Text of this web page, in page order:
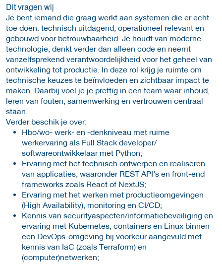
Dit vragen wij
Je bent iemand die graag werkt aan systemen die er echt
toe doen: technisch uitdagend, operationeel relevant en
gebouwd voor betrouwbaarheid. Je houdt van moderne
technologie, denkt verder dan alleen code en neemt
vanzelfsprekend verantwoordelijkheid voor het geheel van
ontwikkeling tot productie. In deze rol krijg je ruimte om
technische keuzes te beïnvloeden en zichtbaar impact te
maken. Daarbij voel je je prettig in een team waar inhoud,
leren van fouten, samenwerking en vertrouwen centraal
staan.
Verder beschik je over:
Hbo/wo- werk- en -denkniveau met ruime
werkervaring als Full Stack developer/
softwareontwikkelaar met Python;
Ervaring met het technisch ontwerpen en realiseren
van applicaties, waaronder REST API’s en front-end
frameworks zoals React of NextJS;
Ervaring met het werken met productieomgevingen
(High Availability), monitoring en CI/CD;
Kennis van securityaspecten/informatiebeveiliging en
ervaring met Kubernetes, containers en Linux binnen
een DevOps-omgeving bij voorkeur aangevuld met
kennis van IaC (zoals Terraform) en
(computer)netwerken;